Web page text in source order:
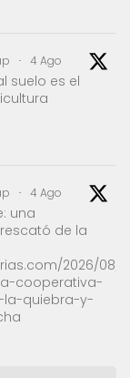
· 4 Ago
suelo es el
· 4 Ago
una
de la
2026/08/
cooperativa-
quiebra-y-